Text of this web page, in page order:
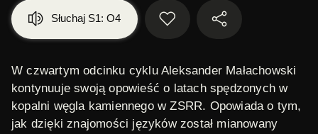
Słuchaj S1: O4
W czwartym odcinku cyklu Aleksander Małachowski
kontynuuje swoją opowieść o latach spędzonych w
kopalni węgla kamiennego w ZSRR. Opowiada o tym,
jak dzięki znajomości języków został mianowany